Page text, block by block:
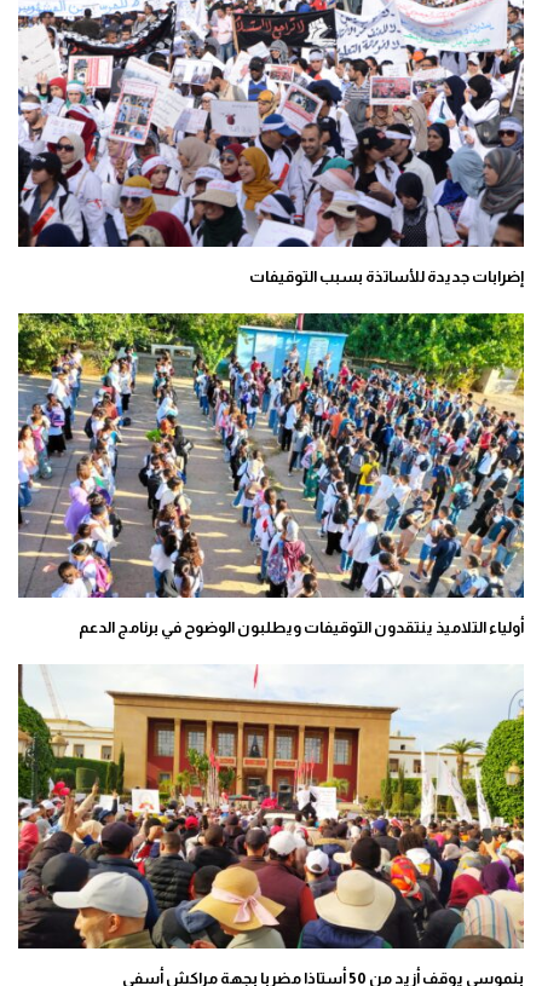
إضرابات جديدة للأساتذة بسبب التوقيفات
أولياء التلاميذ ينتقدون التوقيفات ويطلبون الوضوح في برنامج الدعم
بنموسى يوقف أزيد من 50 أستاذا مضربا بجهة مراكش أسفي